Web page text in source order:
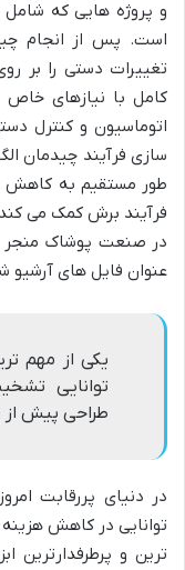
و پروژه هایی که شامل
است. پس از انجام
تغییرات دستی را بر
کامل با نیازهای خاص
اتوماسیون و کنترل
سازی فرآیند چیدمان
طور مستقیم به کاهش
فرآیند برش کمک می
در صنعت پوشاک منجر
عنوان فایل های آرشیو
یکی از مهم
توانایی
طراحی پیش از
در دنیای پررقابت
توانایی در کاهش
ترین و